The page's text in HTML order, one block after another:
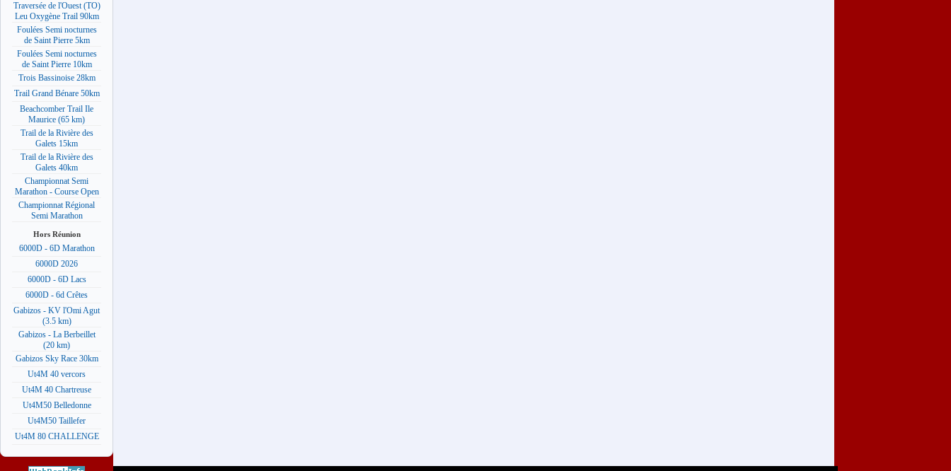
Traversée de l'Ouest (TO)
Leu Oxygène Trail 90km
Foulées Semi nocturnes
de Saint Pierre 5km
Foulées Semi nocturnes
de Saint Pierre 10km
Trois Bassinoise 28km
Trail Grand Bénare 50km
Beachcomber Trail Ile
Maurice (65 km)
Trail de la Rivière des
Galets 15km
Trail de la Rivière des
Galets 40km
Championnat Semi
Marathon - Course Open
Championnat Régional
Semi Marathon
Hors Réunion
6000D - 6D Marathon
6000D 2026
6000D - 6D Lacs
6000D - 6d Crêtes
Gabizos - KV l'Omi Agut
(3.5 km)
Gabizos - La Berbeillet
(20 km)
Gabizos Sky Race 30km
Ut4M 40 vercors
Ut4M 40 Chartreuse
Ut4M50 Belledonne
Ut4M50 Taillefer
Ut4M 80 CHALLENGE